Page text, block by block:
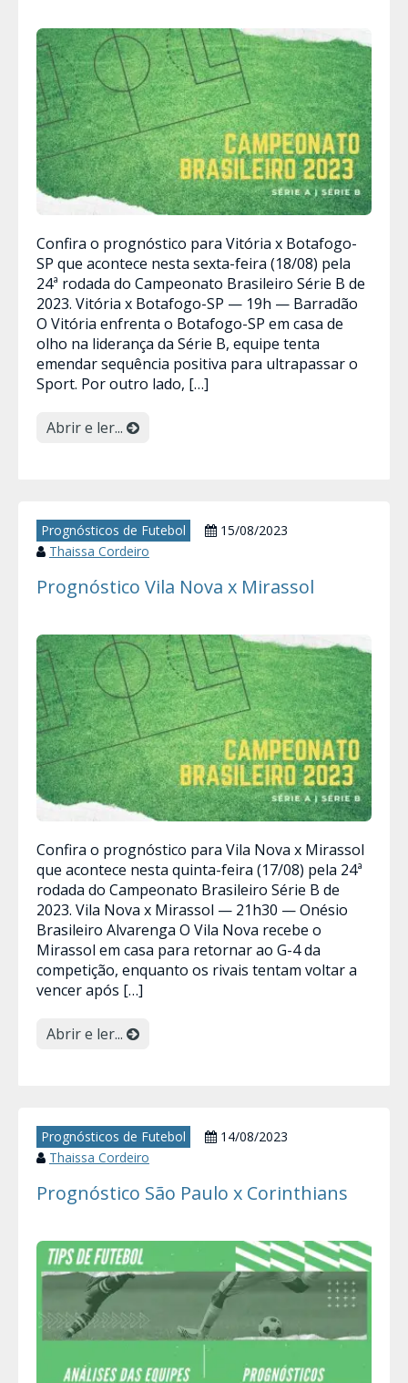
Confira o prognóstico para Vitória x Botafogo-
SP que acontece nesta sexta-feira (18/08) pela
24ª rodada do Campeonato Brasileiro Série B de
2023. Vitória x Botafogo-SP — 19h — Barradão
O Vitória enfrenta o Botafogo-SP em casa de
olho na liderança da Série B, equipe tenta
emendar sequência positiva para ultrapassar o
Sport. Por outro lado, […]
Abrir e ler...
Prognósticos de Futebol
15/08/2023
Thaissa Cordeiro
Prognóstico Vila Nova x Mirassol
Confira o prognóstico para Vila Nova x Mirassol
que acontece nesta quinta-feira (17/08) pela 24ª
rodada do Campeonato Brasileiro Série B de
2023. Vila Nova x Mirassol — 21h30 — Onésio
Brasileiro Alvarenga O Vila Nova recebe o
Mirassol em casa para retornar ao G-4 da
competição, enquanto os rivais tentam voltar a
vencer após […]
Abrir e ler...
Prognósticos de Futebol
14/08/2023
Thaissa Cordeiro
Prognóstico São Paulo x Corinthians